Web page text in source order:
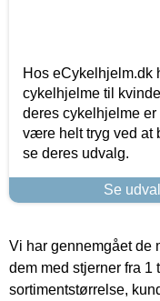
Hos eCykelhjelm.dk
cykelhjelme til
deres cykelhjelme
være helt tryg ved at
se deres udvalg.
Se
Vi har gennemgået de
dem med stjerner fra 1
sortimentstørrelse,